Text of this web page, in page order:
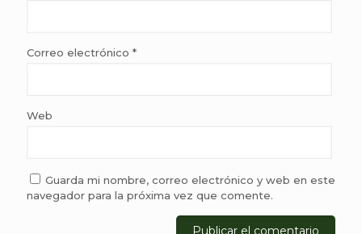
Correo electrónico *
Web
Guarda mi nombre, correo electrónico y web en este
navegador para la próxima vez que comente.